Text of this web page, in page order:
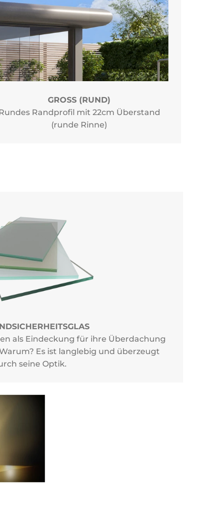
GROSS (RUND)
Randprofil mit 22cm Überstand
(runde Rinne)
als Eindeckung für ihre Überdachung
Es ist langlebig und überzeugt
seine Optik.